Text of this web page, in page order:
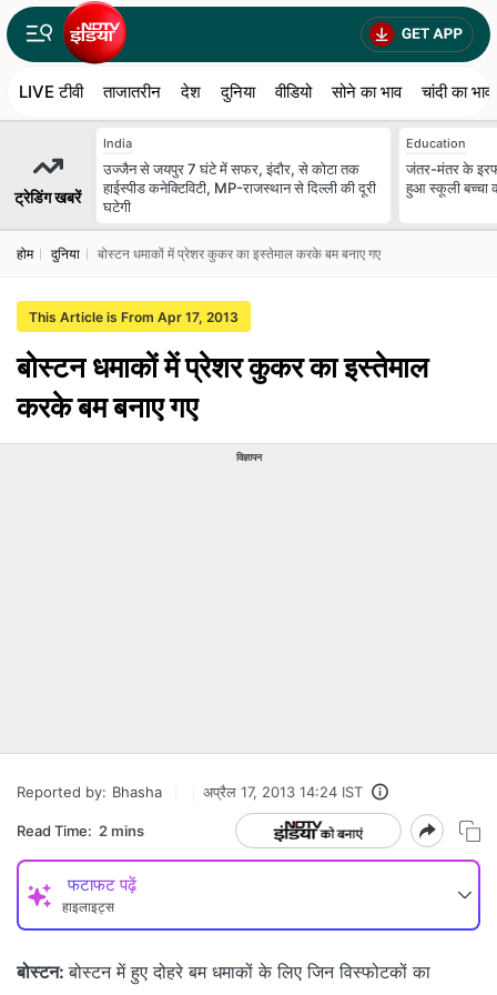
LIVE टीवी ताजातरीन देश दुनिया वीडियो सोने का भाव चांदी का भाव
ट्रेडिंग खबरें
India
उज्जैन से जयपुर 7 घंटे में सफर, इंदौर, से कोटा तक
हाईस्पीड कनेक्टिविटी, MP-राजस्थान से दिल्ली की दूरी
घटेगी
Education
जंतर-मंतर के
हुआ स्कूली बच्चा
होम दुनिया बोस्टन धमाकों में प्रेशर कुकर का इस्तेमाल करके बम बनाए गए
This Article is From Apr 17, 2013
बोस्टन धमाकों में प्रेशर कुकर का इस्तेमाल
करके बम बनाए गए
विज्ञापन
Reported by: Bhasha अप्रैल 17, 2013 14:24 IST
Read Time: 2 mins
फटाफट पढ़ें
हाइलाइट्स
बोस्टन: बोस्टन में हुए दोहरे बम धमाकों के लिए जिन विस्फोटकों का